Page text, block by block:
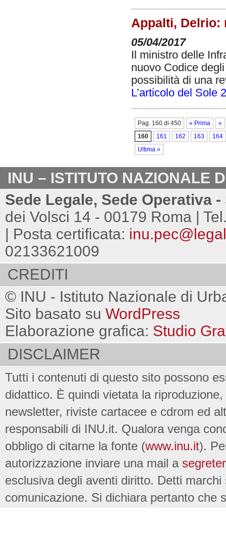
Appalti, Delrio:
05/04/2017
Il ministro delle
nuovo Codice
possibilità di una
L’articolo del Sole
Pag. 160 di 450 « Prima
«
160
161 162 163
164
Ultima »
INU – ISTITUTO NAZIONALE
Sede Legale, Sede Operativa
dei Volsci 14 - 00179 Roma |
| Posta certificata:
02133621009
CREDITI
© INU - Istituto Nazionale di
Sito basato su WordPress
Elaborazione grafica: Studio
DISCLAIMER
Tutti i contenuti di questo sito possono
didattico. È quindi vietata la
newsletter, riviste cartacee e cdrom ed
responsabili di INU.it. Qualora venga
obbligo di citarne la fonte (www.inu.it).
autorizzazione inviare una mail a
esclusiva degli aventi diritto. Detti
comunicazione. Si dichiara pertanto che